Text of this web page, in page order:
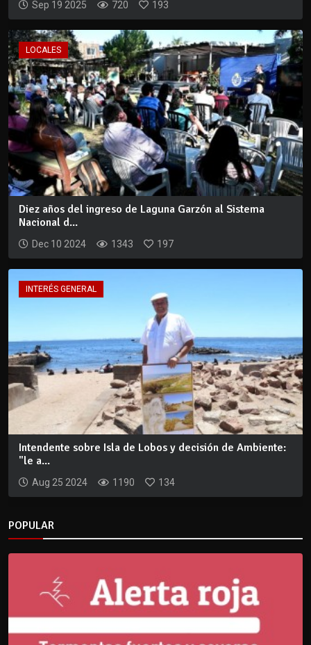
Sep 19 2025 720 193
LOCALES
Diez años del ingreso de Laguna Garzón al Sistema
Nacional d...
Dec 10 2024 1343 197
INTERÉS GENERAL
Intendente sobre Isla de Lobos y decisión de Ambiente:
"le a...
Aug 25 2024 1190 134
POPULAR